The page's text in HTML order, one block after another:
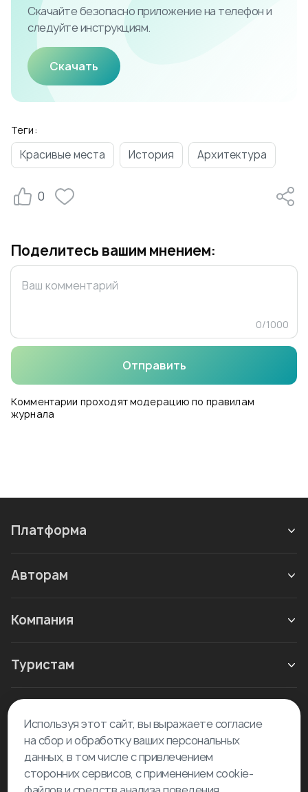
Скачайте безопасно приложение на телефон и
следуйте инструкциям.
Скачать
Теги:
Красивые места История Архитектура
0
Поделитесь вашим мнением:
0/1000
Комментарии проходят модерацию по правилам
журнала
Отправить
Платформа
Авторам
Компания
Туристам
Новое в блоге
Используя этот сайт, вы выражаете согласие
на сбор и обработку ваших персональных
данных, в том числе с привлечением
сторонних сервисов, с применением cookie-